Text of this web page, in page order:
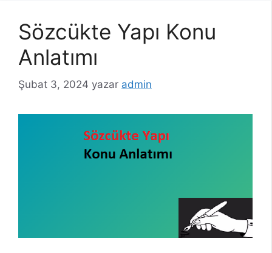
Sözcükte Yapı Konu
Anlatımı
Şubat 3, 2024 yazar admin